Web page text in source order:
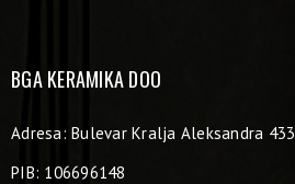
BGA KERAMIKA DOO
Adresa: Bulevar Kralja Aleksandra 433
PIB: 106696148